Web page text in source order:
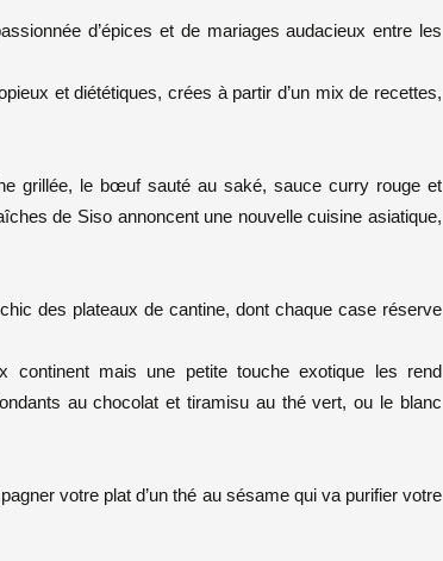
d’épices et de mariages audacieux entre les
et diététiques, crées à partir d’un mix de recettes,
grillée, le bœuf sauté au saké, sauce curry rouge et
de Siso annoncent une nouvelle cuisine asiatique,
des plateaux de cantine, dont chaque case réserve
mais une petite touche exotique les rend
au chocolat et tiramisu au thé vert, ou le blanc
votre plat d’un thé au sésame qui va purifier votre